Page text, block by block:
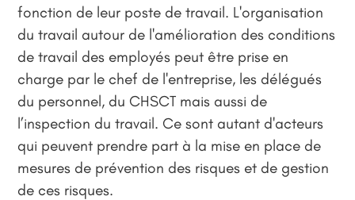
fonction de leur poste de travail. L'organisation
du travail autour de l'amélioration des conditions
de travail des employés peut être prise en
charge par le chef de l'entreprise, les délégués
du personnel, du CHSCT mais aussi de
l’inspection du travail. Ce sont autant d'acteurs
qui peuvent prendre part à la mise en place de
mesures de prévention des risques et de gestion
de ces risques.